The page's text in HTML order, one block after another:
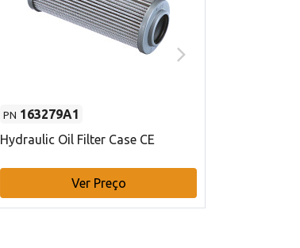
PN 163279A1
Hydraulic Oil Filter Case CE
Ver Preço